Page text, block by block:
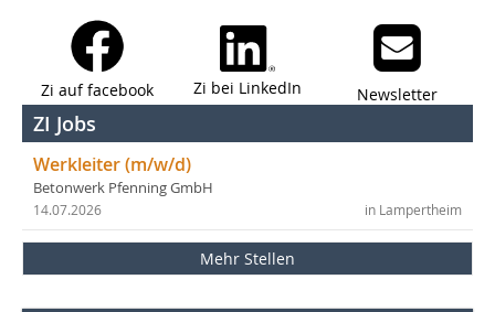
Zi auf facebook Zi bei LinkedIn Newsletter
ZI Jobs
Werkleiter (m/w/d)
Betonwerk Pfenning GmbH
in Lampertheim
14.07.2026
Mehr Stellen